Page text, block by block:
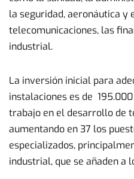
la seguridad, aeronáutica y
telecomunicaciones, las
industrial.
La inversión inicial para
instalaciones es de
trabajo en el desarrollo de
aumentando en 37 los
especializados,
industrial, que se añaden a